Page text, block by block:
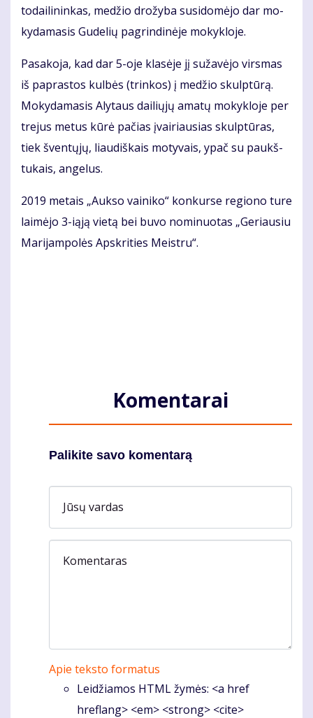
to­dai­li­nin­kas, me­džio dro­žy­ba su­si­do­mė­jo dar mo­
ky­da­ma­sis Gu­de­lių pa­grin­di­nė­je mo­kyk­lo­je.
Pa­sa­ko­ja, kad dar 5-oje kla­sė­je jį su­ža­vė­jo vir­smas
iš pa­pras­tos kul­bės (trin­kos) į me­džio skulp­tū­rą.
Mo­ky­da­ma­sis Aly­taus dai­lių­jų ama­tų mo­kyk­lo­je per
tre­jus me­tus kū­rė pa­čias įvai­riau­sias skulp­tū­ras,
tiek šven­tų­jų, liau­diš­kais mo­ty­vais, ypač su paukš­
tu­kais, an­ge­lus.
2019 me­tais „Auk­so vai­ni­ko“ kon­kur­se re­gio­no tu­re
lai­mė­jo 3-iąją vie­tą bei bu­vo no­mi­nuo­tas „Ge­riau­siu
Ma­ri­jam­po­lės Ap­skri­ties Meist­ru“.
Komentarai
Palikite savo komentarą
Jūsų vardas
Komentaras
Apie teksto formatus
Leidžiamos HTML žymės: <a href
hreflang> <em> <strong> <cite>